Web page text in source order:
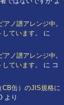
ノ譜アレンジ中。
ています。
に
ノ譜アレンジ中。
ています。
に コ
CB缶）のJIS規格に
より